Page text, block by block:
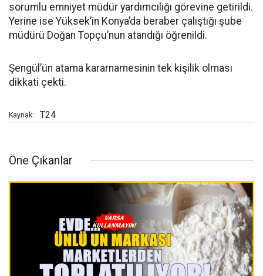
sorumlu emniyet müdür yardımcılığı görevine getirildi.
Yerine ise Yüksek’in Konya’da beraber çalıştığı şube
müdürü Doğan Topçu’nun atandığı öğrenildi.
Şengül’ün atama kararnamesinin tek kişilik olması
dikkati çekti.
Kaynak: T24
Öne Çıkanlar